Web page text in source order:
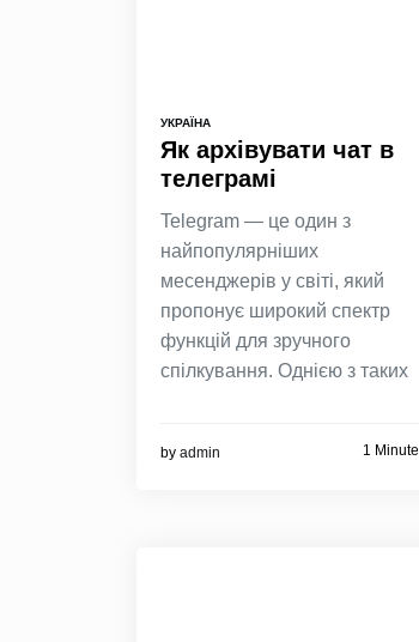
УКРАЇНА
Як архівувати чат в
телеграмі
Telegram — це один з
найпопулярніших
месенджерів у світі, який
пропонує широкий спектр
функцій для зручного
спілкування. Однією з таких
by admin 1 Minute